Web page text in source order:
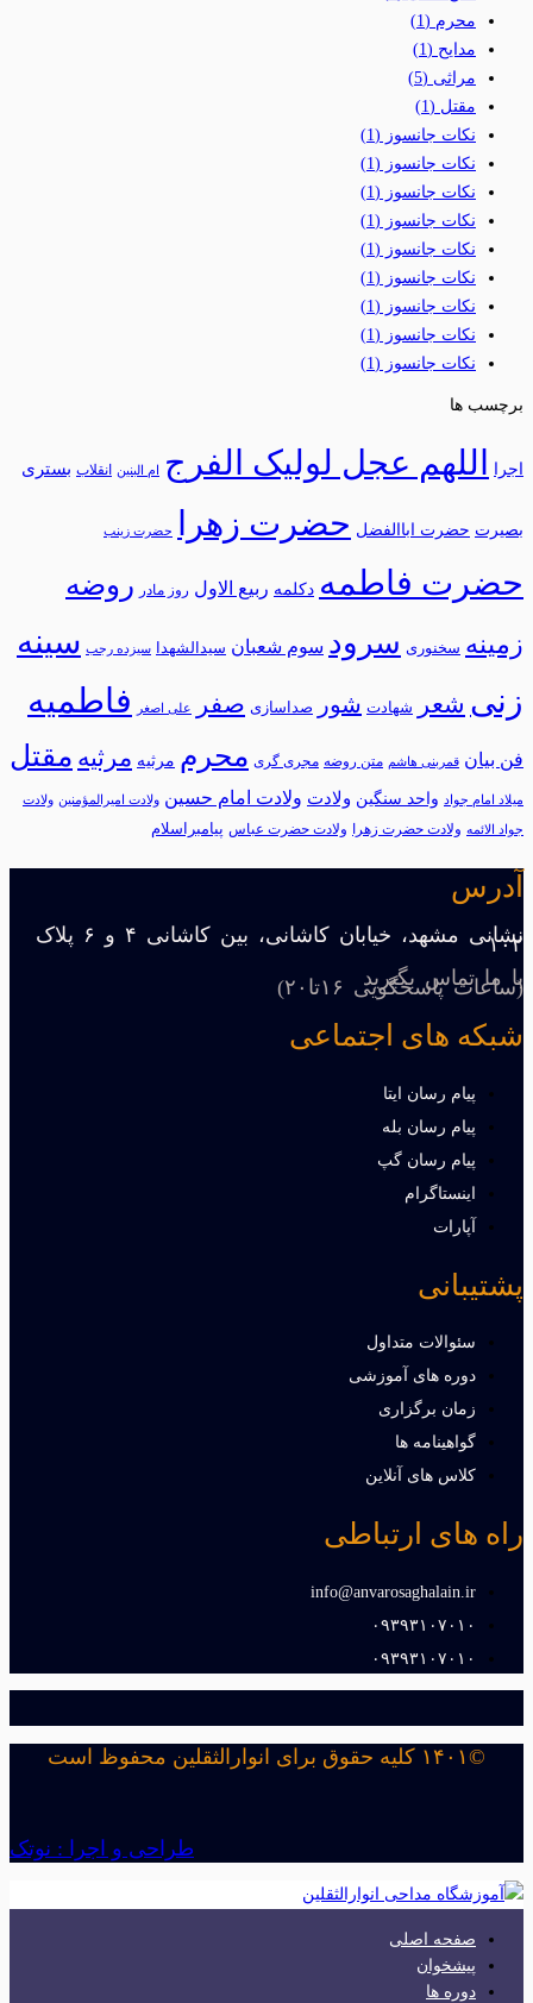
محرم (1)
مدایح (1)
مراثی (5)
مقتل (1)
نکات جانسوز (1)
نکات جانسوز (1)
نکات جانسوز (1)
نکات جانسوز (1)
نکات جانسوز (1)
نکات جانسوز (1)
نکات جانسوز (1)
نکات جانسوز (1)
نکات جانسوز (1)
برچسب ها
اجرا اللهم عجل لولیک الفرج ام البنین انقلاب بستری
بصیرت حضرت اباالفضل حضرت زهرا حضرت زینب
حضرت فاطمه دکلمه ربیع الاول روز مادر روضه
زمینه سخنوری سرود سوم شعبان سیدالشهدا سیزده رجب سینه
زنی شعر شهادت شور صداسازی صفر علی اصغر فاطمیه
فن بیان قمربنی هاشم متن روضه مجری گری محرم مرثيه مرثیه مقتل
میلاد امام جواد واحد سنگین ولادت ولادت امام حسین ولادت امیرالمؤمنین ولادت
جواد الائمه ولادت حضرت زهرا ولادت حضرت عباس پیامبراسلام
آدرس
نشانی مشهد، خیابان کاشانی، بین کاشانی ۴ و ۶ پلاک
۱۰۲
با ما تماس بگیرید
(ساعات پاسخگویی ۱۶تا۲۰)
شبکه های اجتماعی
پیام رسان ایتا
پیام رسان بله
پیام رسان گپ
اینستاگرام
آپارات
پشتیبانی
سئوالات متداول
دوره های آموزشی
زمان برگزاری
گواهینامه ها
کلاس های آنلاین
راه های ارتباطی
info@anvarosaghalain.ir​
۰۹۳۹۳۱۰۷۰۱۰​
۰۹۳۹۳۱۰۷۰۱۰​
©۱۴۰۱ کلیه حقوق برای انوارالثقلین محفوظ است
طراحی و اجرا : نوتک
صفحه اصلی
پیشخوان
دوره ها